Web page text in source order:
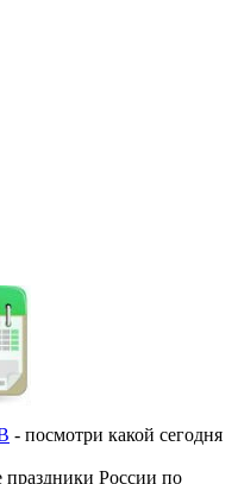
- посмотри какой сегодня
праздники России по